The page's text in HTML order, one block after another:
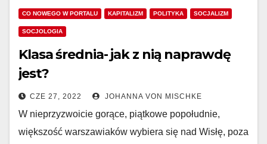
CO NOWEGO W PORTALU KAPITALIZM POLITYKA SOCJALIZM
SOCJOLOGIA
Klasa średnia- jak z nią naprawdę
jest?
CZE 27, 2022 JOHANNA VON MISCHKE
W nieprzyzwoicie gorące, piątkowe popołudnie,
większość warszawiaków wybiera się nad Wisłę, poza